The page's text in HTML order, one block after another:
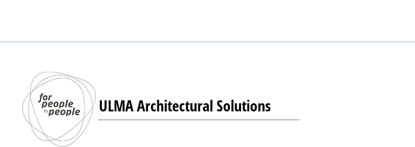
ULMA Architectural Solutions